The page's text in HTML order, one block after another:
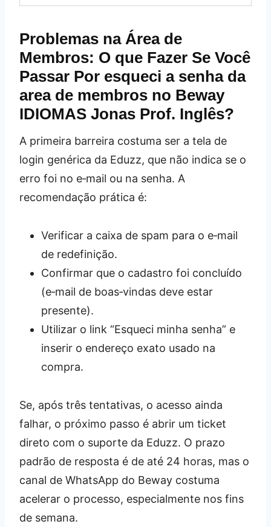
Problemas na Área de
Membros: O que Fazer Se Você
Passar Por esqueci a senha da
area de membros no Beway
IDIOMAS Jonas Prof. Inglês?
A primeira barreira costuma ser a tela de
login genérica da Eduzz, que não indica se o
erro foi no e‑mail ou na senha. A
recomendação prática é:
Verificar a caixa de spam para o e‑mail
de redefinição.
Confirmar que o cadastro foi concluído
(e‑mail de boas‑vindas deve estar
presente).
Utilizar o link “Esqueci minha senha” e
inserir o endereço exato usado na
compra.
Se, após três tentativas, o acesso ainda
falhar, o próximo passo é abrir um ticket
direto com o suporte da Eduzz. O prazo
padrão de resposta é de até 24 horas, mas o
canal de WhatsApp do Beway costuma
acelerar o processo, especialmente nos fins
de semana.